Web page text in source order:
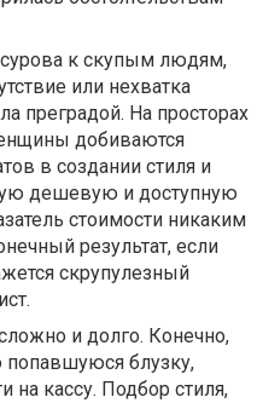
к скупым людям,
или нехватка
преградой. На просторах
добиваются
в создании стиля и
дешевую и доступную
стоимости никаким
результат, если
скрупулезный
и долго. Конечно,
попавшуюся блузку,
на кассу. Подбор стиля,